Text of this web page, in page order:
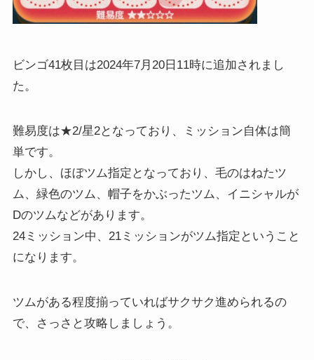
ビンゴ41枚目は2024年7月20日11時に追加されまし
た。
難易度は★2/星2となっており、ミッション自体は簡
単です。
しかし、ほぼツム指定となっており、毛のはねたツ
ム、緑色のツム、帽子をかぶったツム、イニシャルが
Dのツムなどがあります。
24ミッション中、21ミッションがツム指定ということ
になります。
ツムがある程度揃っていればサクサク進められるの
で、さっさと攻略しましょう。